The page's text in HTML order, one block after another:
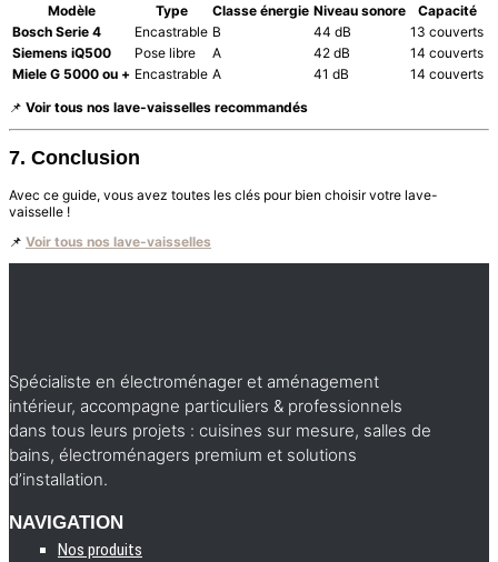
Modèle Type Classe énergie Niveau sonore
Capacité
Bosch Serie 4
Encastrable B 44 dB
13 couverts
Siemens iQ500
Pose libre A 42 dB
14 couverts
Miele G 5000 ou + Encastrable A 41 dB
14 couverts
📌 Voir tous nos lave-vaisselles recommandés
7. Conclusion
Avec ce guide, vous avez toutes les clés pour bien choisir votre lave-
vaisselle !
📌 Voir tous nos lave-vaisselles
Spécialiste en électroménager et aménagement
intérieur, accompagne particuliers & professionnels
dans tous leurs projets : cuisines sur mesure, salles de
bains, électroménagers premium et solutions
d’installation.
NAVIGATION
Nos produits